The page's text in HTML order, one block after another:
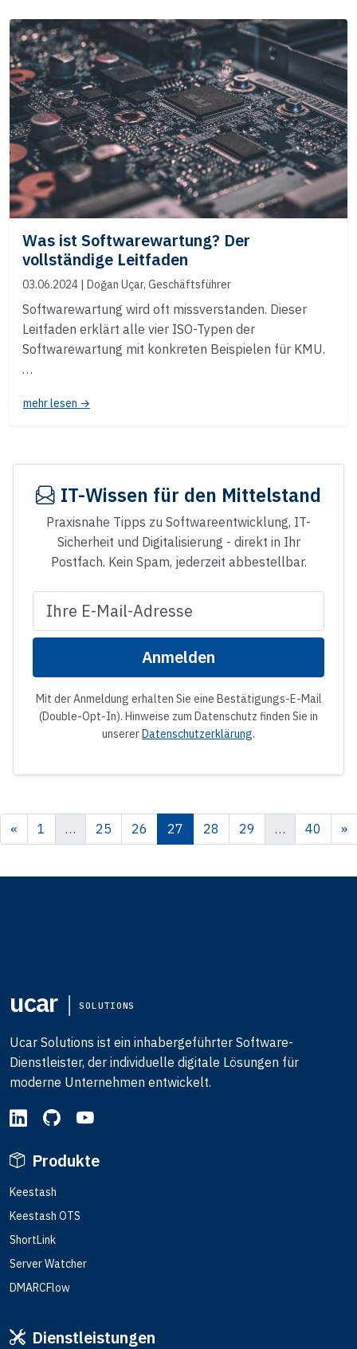
Was ist Softwarewartung? Der
vollständige Leitfaden
03.06.2024 | Doğan Uçar, Geschäftsführer
Softwarewartung wird oft missverstanden. Dieser
Leitfaden erklärt alle vier ISO-Typen der
Softwarewartung mit konkreten Beispielen für KMU.
…
mehr lesen →
IT-Wissen für den Mittelstand
Praxisnahe Tipps zu Softwareentwicklung, IT-
Sicherheit und Digitalisierung - direkt in Ihr
Postfach. Kein Spam, jederzeit abbestellbar.
Anmelden
Mit der Anmeldung erhalten Sie eine Bestätigungs-E-Mail
(Double-Opt-In). Hinweise zum Datenschutz finden Sie in
unsererDatenschutzerklärung.
« 1 … 25 26 27 28 29 … 40 »
ucar SOLUTIONS
Ucar Solutions ist ein inhabergeführter Software-
Dienstleister, der individuelle digitale Lösungen für
moderne Unternehmen entwickelt.
Produkte
Keestash
Keestash OTS
ShortLink
Server Watcher
DMARCFlow
Dienstleistungen